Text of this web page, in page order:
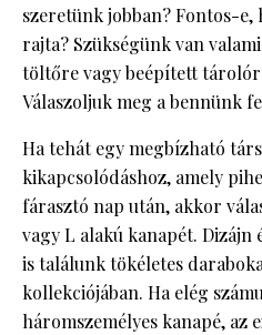
szeretünk jobban? Fontos-
rajta? Szükségünk van
töltőre vagy beépített
Válaszoljuk meg a bennünk
Ha tehát egy megbízható
kikapcsolódáshoz, amely
fárasztó nap után, akkor
vagy L alakú kanapét.
is találunk tökéletes
kollekciójában. Ha elég
háromszemélyes kanapé,